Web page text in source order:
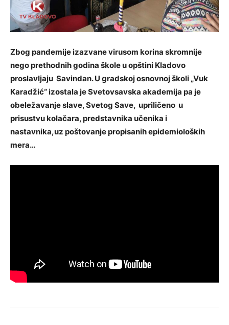
Zbog pandemije izazvane virusom korina skromnije
nego prethodnih godina škole u opštini Kladovo
proslavljaju Savindan. U gradskoj osnovnoj školi „Vuk
Karadžić“ izostala je Svetovsavska akademija pa je
obeležavanje slave, Svetog Save, upriličeno u
prisustvu kolačara, predstavnika učenika i
nastavnika,uz poštovanje propisanih epidemioloških
mera…